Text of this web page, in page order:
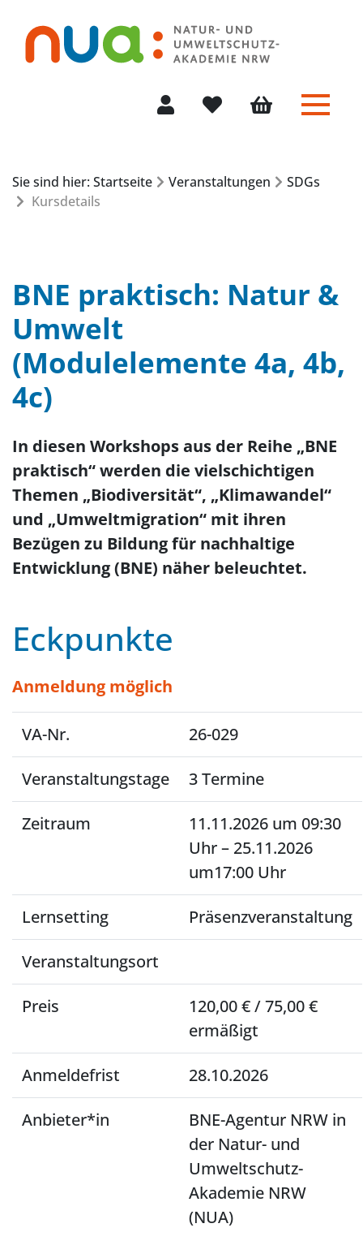
Menü
Sie sind hier: Startseite Veranstaltungen
SDGs
Kursdetails
BNE praktisch: Natur &
Umwelt
(Modulelemente 4a, 4b,
4c)
In diesen Workshops aus der Reihe „BNE
praktisch“ werden die vielschichtigen
Themen „Biodiversität“, „Klimawandel“
und „Umweltmigration“ mit ihren
Bezügen zu Bildung für nachhaltige
Entwicklung (BNE) näher beleuchtet.
Eckpunkte
Anmeldung möglich
VA-Nr. 26-029
Veranstaltungstage 3 Termine
Zeitraum
11.11.2026 um 09:30
Uhr – 25.11.2026
um17:00 Uhr
Lernsetting Präsenzveranstaltung
Veranstaltungsort
Preis
120,00 € / 75,00 €
ermäßigt
Anmeldefrist 28.10.2026
Anbieter*in
BNE-Agentur NRW in
der Natur- und
Umweltschutz-
Akademie NRW
(NUA)